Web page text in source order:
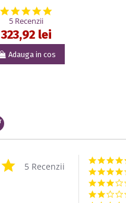
5 Recenzii
323,92 lei
Adauga in cos
5.0 star rating
5 Recenzii